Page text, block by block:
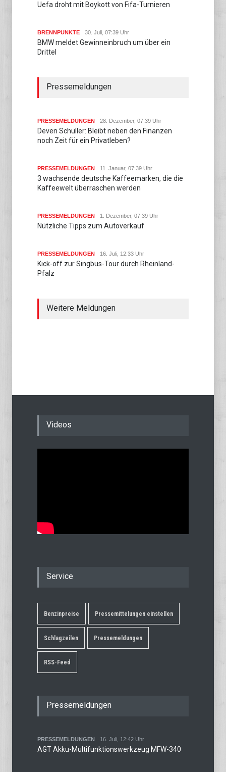
Uefa droht mit Boykott von Fifa-Turnieren
BRENNPUNKTE 30. Juli, 07:39 Uhr
BMW meldet Gewinneinbruch um über ein
Drittel
Pressemeldungen
PRESSEMELDUNGEN 28. Dezember, 07:39 Uhr
Deven Schuller: Bleibt neben den Finanzen
noch Zeit für ein Privatleben?
PRESSEMELDUNGEN 11. Januar, 07:39 Uhr
3 wachsende deutsche Kaffeemarken, die die
Kaffeewelt überraschen werden
PRESSEMELDUNGEN 1. Dezember, 07:39 Uhr
Nützliche Tipps zum Autoverkauf
PRESSEMELDUNGEN 16. Juli, 12:33 Uhr
Kick-off zur Singbus-Tour durch Rheinland-
Pfalz
Weitere Meldungen
Videos
Service
Benzinpreise Pressemittelungen einstellen
Schlagzeilen Pressemeldungen
RSS-Feed
Pressemeldungen
PRESSEMELDUNGEN 16. Juli, 12:42 Uhr
AGT Akku-Multifunktionswerkzeug MFW-340